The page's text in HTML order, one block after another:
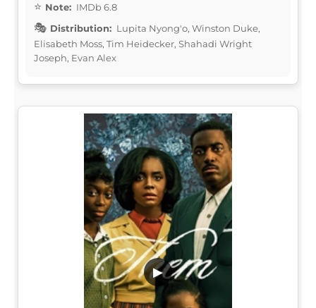
Note: IMDb 6.8
Distribution: Lupita Nyong'o, Winston Duke,
Elisabeth Moss, Tim Heidecker, Shahadi Wright
Joseph, Evan Alex
▶